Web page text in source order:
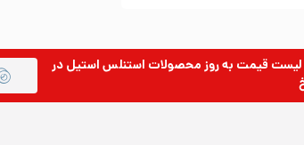
قیمت به روزمحصولات استنلس استیلدر